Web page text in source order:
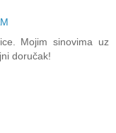
Mojim sinovima uz
doručak!